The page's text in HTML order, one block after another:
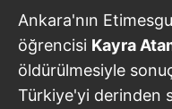
Ankara'nın
öğrencisi Kayra
öldürülmesiyle
Türkiye'yi derinden